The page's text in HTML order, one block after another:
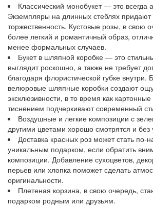
Классический монобукет — это всегда
Экземпляры на длинных стеблях придают
торжественность. Кустовые розы, в свою
более легкий и романтичный образ,
менее формальных случаев.
Букет в шляпной коробке — это
выглядит роскошно, а также не требует
благодаря флористической губке внутри.
велюровые шляпные коробки создают
эксклюзивности, в то время как
тиснением подчеркивают современный
Воздушные и легкие композиции с
другими цветами хорошо смотрятся и без
Доставка красных роз может стать по-
уникальным подарком, если обратить
композиции. Добавление сухоцветов,
перьев или хлопка поможет сделать
оригинальности.
Плетеная корзина, в свою очередь,
подарком родным или друзьям.